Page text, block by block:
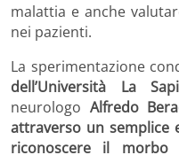
malattia e anche
nei pazienti.
La sperimentazione
dell’Università La
neurologo Alfredo
attraverso un semplice
riconoscere il morbo